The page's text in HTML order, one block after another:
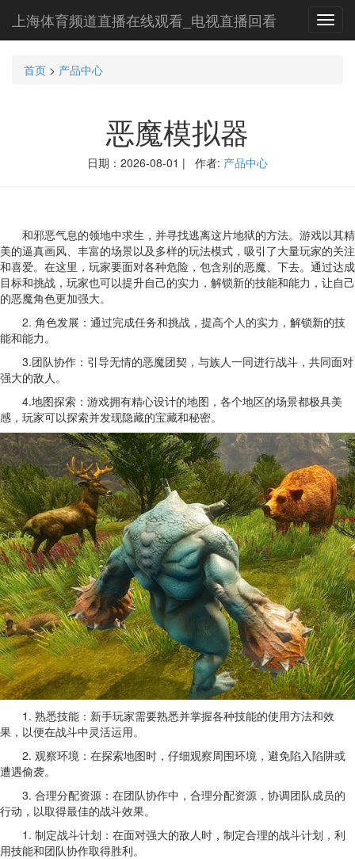
上海体育频道直播在线观看_电视直播回看
首页 > 产品中心
恶魔模拟器
日期：2026-08-01 | 作者: 产品中心
和邪恶气息的领地中求生，并寻找逃离这片地狱的方法。游戏以其精
美的逼真画风、丰富的场景以及多样的玩法模式，吸引了大量玩家的关注
和喜爱。在这里，玩家要面对各种危险，包含别的恶魔、下去。通过达成
目标和挑战，玩家也可以提升自己的实力，解锁新的技能和能力，让自己
的恶魔角色更加强大。
2. 角色发展：通过完成任务和挑战，提高个人的实力，解锁新的技
能和能力。
3.团队协作：引导无情的恶魔团契，与族人一同进行战斗，共同面对
强大的敌人。
4.地图探索：游戏拥有精心设计的地图，各个地区的场景都极具美
感，玩家可以探索并发现隐藏的宝藏和秘密。
1. 熟悉技能：新手玩家需要熟悉并掌握各种技能的使用方法和效
果，以便在战斗中灵活运用。
2. 观察环境：在探索地图时，仔细观察周围环境，避免陷入陷阱或
遭遇偷袭。
3. 合理分配资源：在团队协作中，合理分配资源，协调团队成员的
行动，以取得最佳的战斗效果。
1. 制定战斗计划：在面对强大的敌人时，制定合理的战斗计划，利
用技能和团队协作取得胜利。